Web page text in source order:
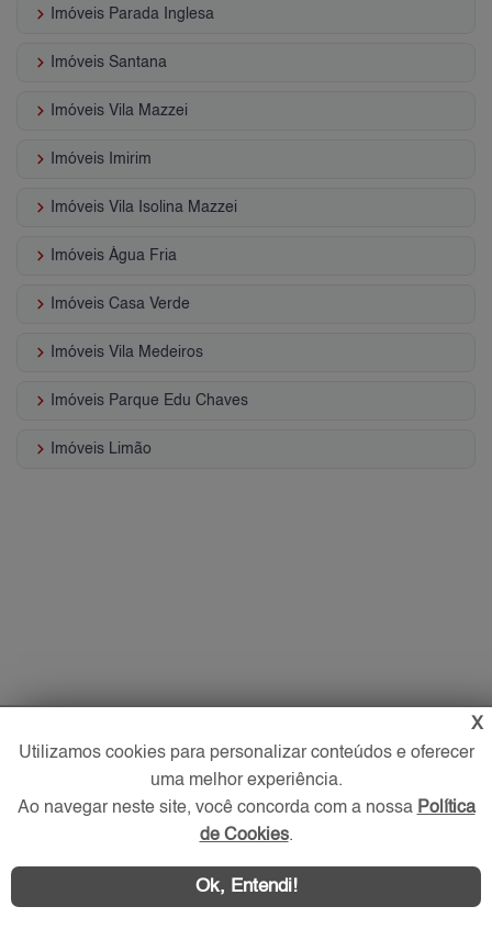
keyboard_arrow_right Imóveis Parada Inglesa
keyboard_arrow_right Imóveis Santana
keyboard_arrow_right Imóveis Vila Mazzei
keyboard_arrow_right Imóveis Imirim
keyboard_arrow_right Imóveis Vila Isolina Mazzei
keyboard_arrow_right Imóveis Água Fria
keyboard_arrow_right Imóveis Casa Verde
keyboard_arrow_right Imóveis Vila Medeiros
keyboard_arrow_right Imóveis Parque Edu Chaves
keyboard_arrow_right Imóveis Limão
X
Utilizamos cookies para personalizar conteúdos e oferecer
uma melhor experiência.
Ao navegar neste site, você concorda com a nossa Política
de Cookies.
Ok, Entendi!